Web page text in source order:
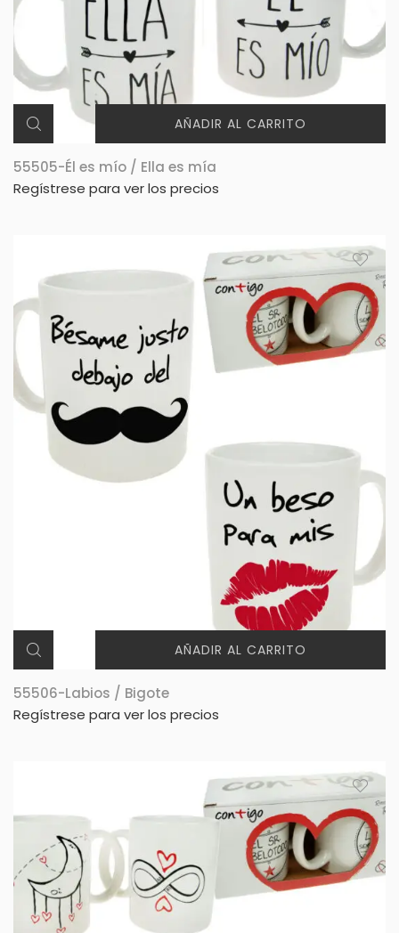
AÑADIR AL CARRITO
55505-Él es mío / Ella es mía
Regístrese para ver los precios
AÑADIR AL CARRITO
55506-Labios / Bigote
Regístrese para ver los precios